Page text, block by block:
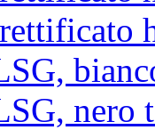
nero